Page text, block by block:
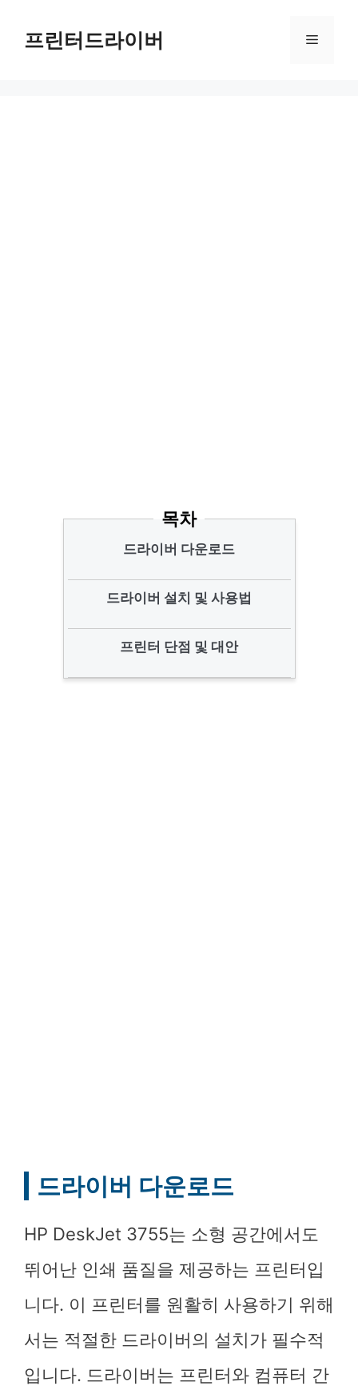
content프린터드라이버 Menu
목차
드라이버 다운로드
드라이버 설치 및 사용법
프린터 단점 및 대안
드라이버 다운로드
HP DeskJet 3755는 소형 공간에서도
뛰어난 인쇄 품질을 제공하는 프린터입
니다. 이 프린터를 원활히 사용하기 위해
서는 적절한 드라이버의 설치가 필수적
입니다. 드라이버는 프린터와 컴퓨터 간